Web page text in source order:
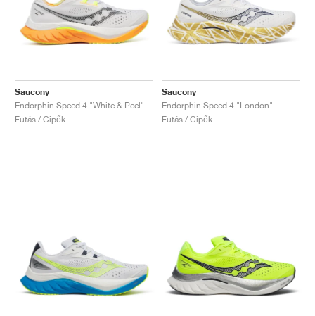
Saucony
Endorphin Speed 4 "White & Peel"
Futás / Cipők
Saucony
Endorphin Speed 4 "London"
Futás / Cipők